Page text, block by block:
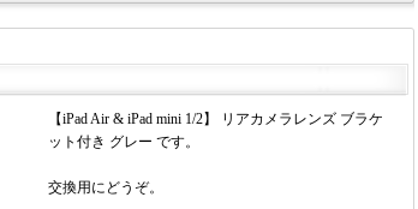
【iPad Air & iPad mini 1/2】 リアカメラレンズ ブラケ
ット付き グレー です。
交換用にどうぞ。